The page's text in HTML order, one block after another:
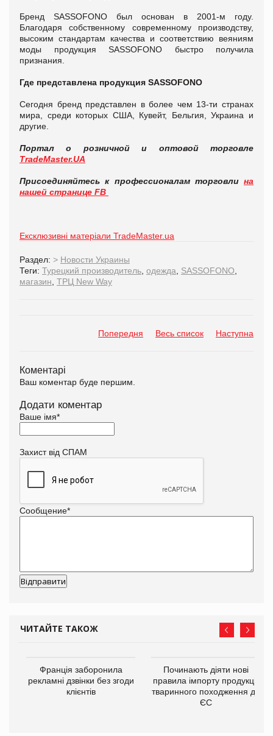
Бренд SASSOFONO был основан в 2001-м году.
Благодаря собственному современному производству,
высоким стандартам качества и соответствию веяниям
моды продукция SASSOFONO быстро получила
признания.
Где представлена продукция SASSOFONO
Сегодня бренд представлен в более чем 13-ти странах
мира, среди которых США, Кувейт, Бельгия, Украина и
другие.
Портал о розничной и оптовой торговле
TradeMaster.UA
Присоединяйтесь к профессионалам торговли на
нашей странице FB
Ексклюзивні матеріали TradeMaster.ua
Раздел: > Новости Украины
Теги: Турецкий производитель одежда SASSOFONO
магазин ТРЦ New Way
Попередня Весь список Наступна
Коментарі
Ваш коментар буде першим.
Додати коментар
Ваше імя*
Захист від СПАМ
Сообщение*
ЧИТАЙТЕ ТАКОЖ
Франція заборонила
рекламні дзвінки без згоди
клієнтів
Починають діяти нові
правила імпорту продукції
тваринного походження до
ЄС